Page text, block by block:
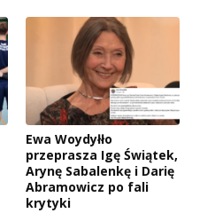
Ewa Woydyłło
przeprasza Igę Świątek,
Arynę Sabalenkę i Darię
Abramowicz po fali
krytyki